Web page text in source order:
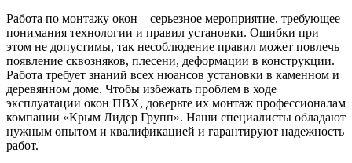
Работа по монтажу окон – серьезное мероприятие, требующее
понимания технологии и правил установки. Ошибки при
этом не допустимы, так несоблюдение правил может повлечь
появление сквозняков, плесени, деформации в конструкции.
Работа требует знаний всех нюансов установки в каменном и
деревянном доме. Чтобы избежать проблем в ходе
эксплуатации окон ПВХ, доверьте их монтаж профессионалам
компании «Крым Лидер Групп». Наши специалисты обладают
нужным опытом и квалификацией и гарантируют надежность
работ.